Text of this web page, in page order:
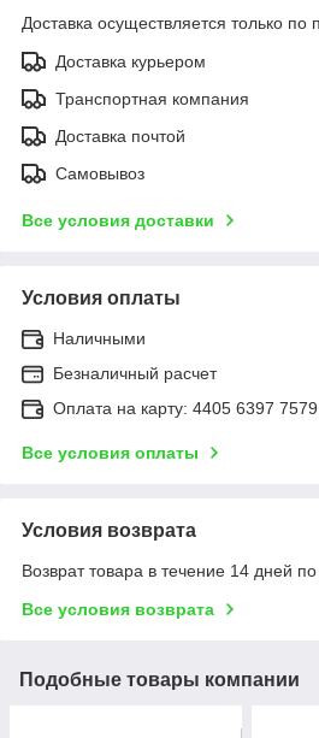
Доставка осуществляется только по
Доставка курьером
Транспортная компания
Доставка почтой
Самовывоз
Все условия доставки
Условия оплаты
Наличными
Безналичный расчет
Оплата на карту: 4405 6397
Все условия оплаты
Условия возврата
Возврат товара в течение 14 дней
Все условия возврата
Подобные товары компании